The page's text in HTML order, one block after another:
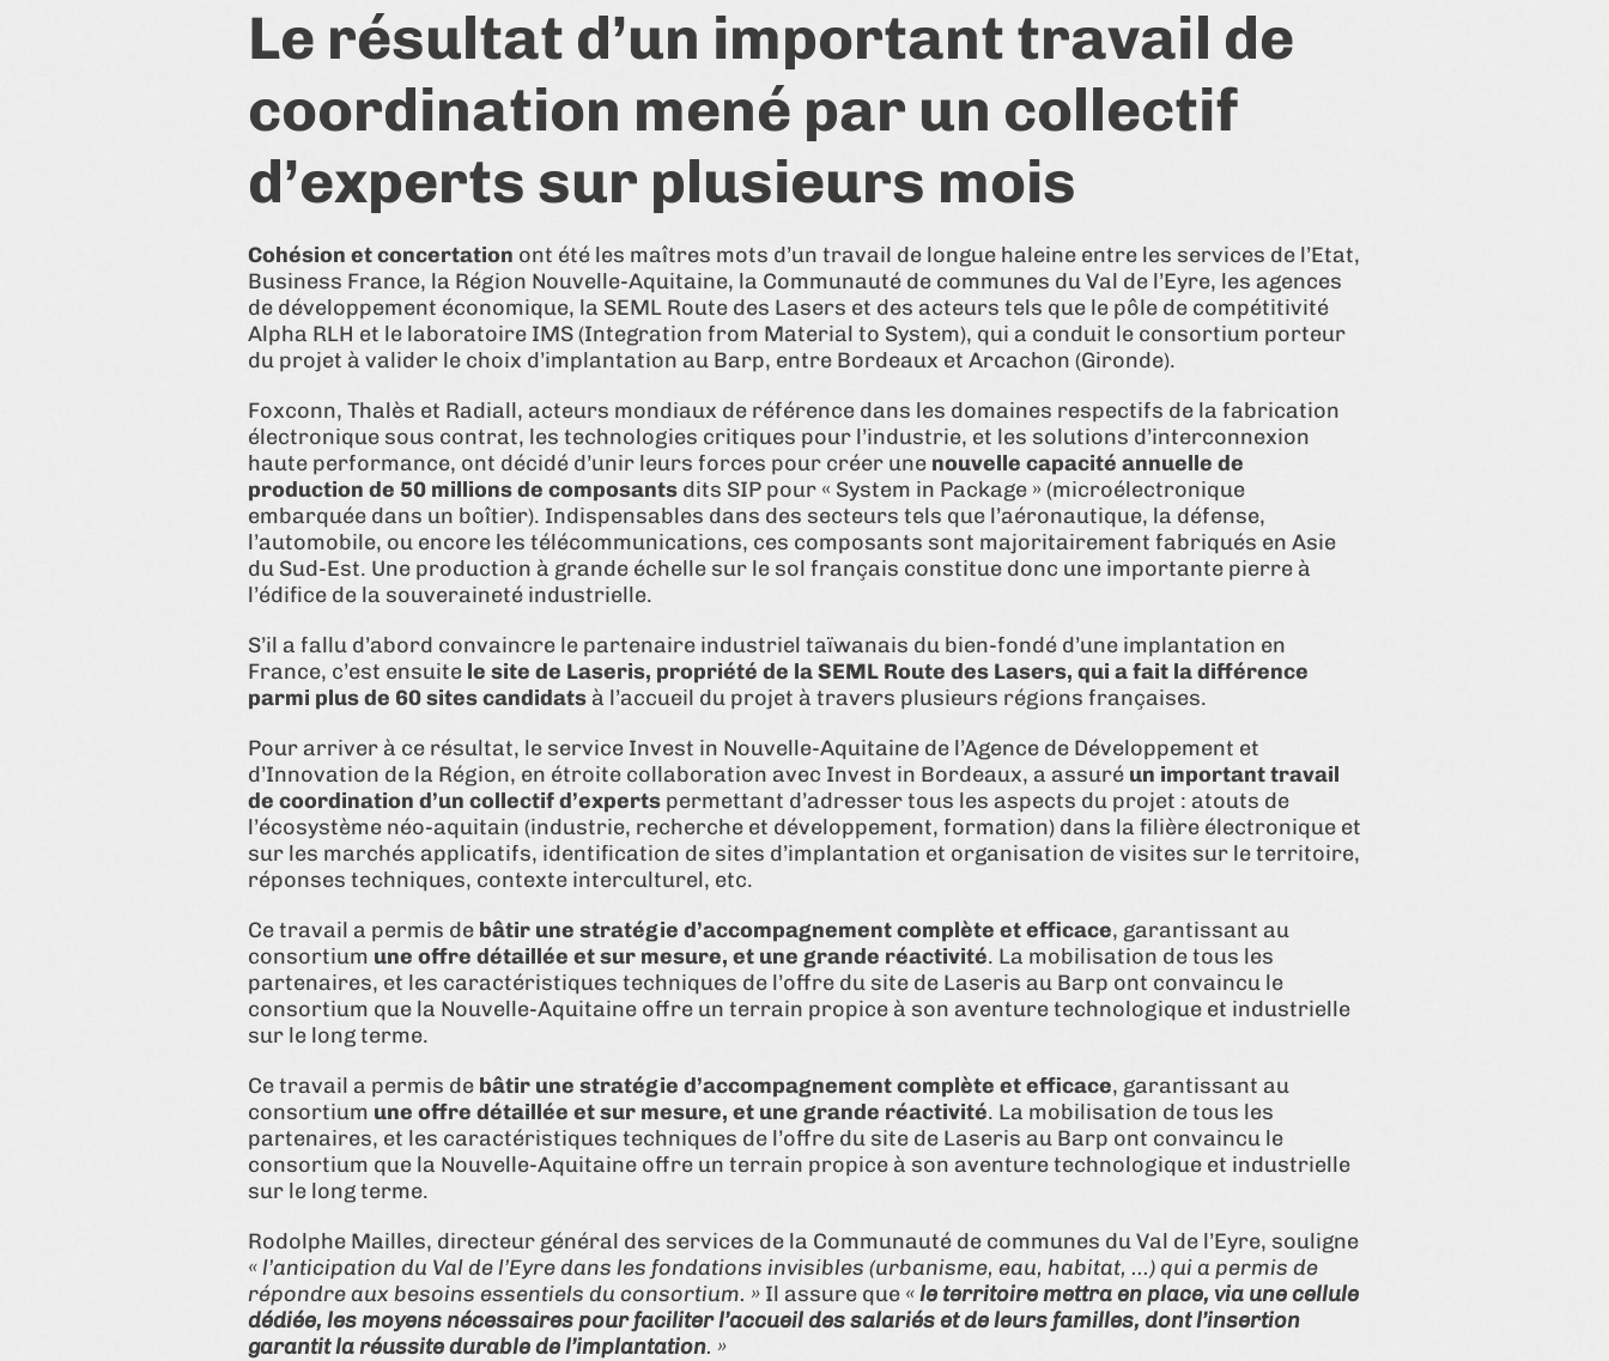
Le résultat d’un important travail de
coordination mené par un collectif
d’experts sur plusieurs mois
Cohésion et concertation ont été les maîtres mots d’un travail de longue haleine entre les services de l’Etat,
Business France, la Région Nouvelle-Aquitaine, la Communauté de communes du Val de l’Eyre, les agences
de développement économique, la SEML Route des Lasers et des acteurs tels que le pôle de compétitivité
Alpha RLH et le laboratoire IMS (Integration from Material to System), qui a conduit le consortium porteur
du projet à valider le choix d’implantation au Barp, entre Bordeaux et Arcachon (Gironde).
Foxconn, Thalès et Radiall, acteurs mondiaux de référence dans les domaines respectifs de la fabrication
électronique sous contrat, les technologies critiques pour l’industrie, et les solutions d’interconnexion
haute performance, ont décidé d’unir leurs forces pour créer une nouvelle capacité annuelle de
production de 50 millions de composants dits SIP pour « System in Package » (microélectronique
embarquée dans un boîtier). Indispensables dans des secteurs tels que l’aéronautique, la défense,
l’automobile, ou encore les télécommunications, ces composants sont majoritairement fabriqués en Asie
du Sud-Est. Une production à grande échelle sur le sol français constitue donc une importante pierre à
l’édifice de la souveraineté industrielle.
S’il a fallu d’abord convaincre le partenaire industriel taïwanais du bien-fondé d’une implantation en
France, c’est ensuite le site de Laseris, propriété de la SEML Route des Lasers, qui a fait la différence
parmi plus de 60 sites candidats à l’accueil du projet à travers plusieurs régions françaises.
Pour arriver à ce résultat, le service Invest in Nouvelle-Aquitaine de l’Agence de Développement et
d’Innovation de la Région, en étroite collaboration avec Invest in Bordeaux, a assuré un important travail
de coordination d’un collectif d’experts permettant d’adresser tous les aspects du projet : atouts de
l’écosystème néo-aquitain (industrie, recherche et développement, formation) dans la filière électronique et
sur les marchés applicatifs, identification de sites d’implantation et organisation de visites sur le territoire,
réponses techniques, contexte interculturel, etc.
Ce travail a permis de bâtir une stratégie d’accompagnement complète et efficace, garantissant au
consortium une offre détaillée et sur mesure, et une grande réactivité. La mobilisation de tous les
partenaires, et les caractéristiques techniques de l’offre du site de Laseris au Barp ont convaincu le
consortium que la Nouvelle-Aquitaine offre un terrain propice à son aventure technologique et industrielle
sur le long terme.
Ce travail a permis de bâtir une stratégie d’accompagnement complète et efficace, garantissant au
consortium une offre détaillée et sur mesure, et une grande réactivité. La mobilisation de tous les
partenaires, et les caractéristiques techniques de l’offre du site de Laseris au Barp ont convaincu le
consortium que la Nouvelle-Aquitaine offre un terrain propice à son aventure technologique et industrielle
sur le long terme.
Rodolphe Mailles, directeur général des services de la Communauté de communes du Val de l’Eyre, souligne
« l’anticipation du Val de l’Eyre dans les fondations invisibles (urbanisme, eau, habitat, ...) qui a permis de
répondre aux besoins essentiels du consortium. » Il assure que «le territoire mettra en place, via une cellule
dédiée, les moyens nécessaires pour faciliter l’accueil des salariés et de leurs familles, dont l’insertion
garantit la réussite durable de l’implantation. »